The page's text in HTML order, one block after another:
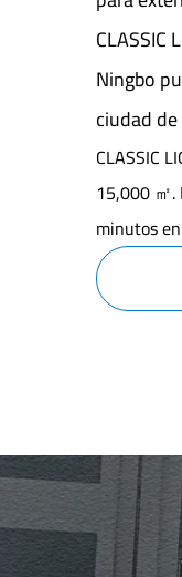
CLASSIC
Ningbo
ciudad
CLASSIC
15,000 ㎡.
minutos